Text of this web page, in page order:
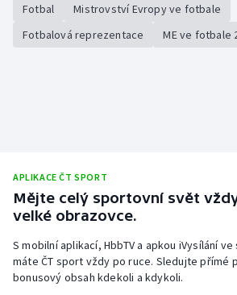
Fotbal
Mistrovství Evropy ve fotbale
Fotbalová reprezentace
ME ve fotbale
APLIKACE ČT SPORT
Mějte celý sportovní svět
velké obrazovce.
S mobilní aplikací, HbbTV a apkou iVysílání
máte ČT sport vždy po ruce. Sledujte přímé
bonusový obsah kdekoli a kdykoli.